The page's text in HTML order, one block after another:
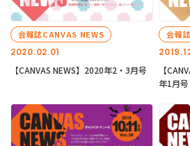
2020.02.01
会報誌CANVAS NEWS
【CANVAS NEWS】2020年2・3月号
会報
【
年1月号